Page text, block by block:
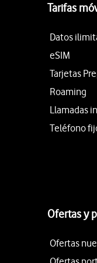
Tarifas
Datos
eSIM
Tarjetas
Roaming
Llamadas
Teléfono
Ofertas y
Ofertas